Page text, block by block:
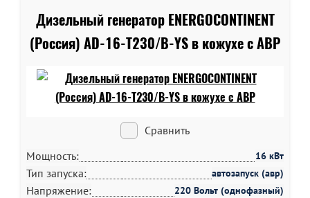
Дизельный генератор ENERGOCONTINENT
(Россия) AD-16-T230/B-YS в кожухе c АВР
Сравнить
Мощность:
16 кВт
Тип запуска: автозапуск (авр)
Напряжение: 220 Вольт (однофазный)